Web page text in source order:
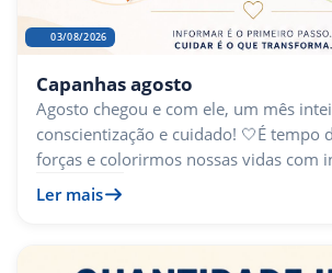
03/08/2026
Capanhas agosto
Agosto chegou e com ele, um mês
conscientização e cuidado! 🤍É tempo
forças e colorirmos nossas vidas com
Ler mais